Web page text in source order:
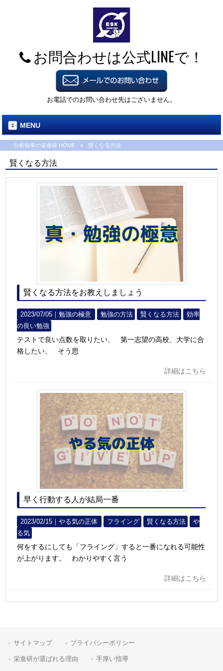
お問合わせは公式LINEで！
お電話でのお問い合わせ先はございません。
MENU
分析指導の栄進研 HOME > 賢くなる方法
賢くなる方法
賢くなる方法をお教えしましょう
2023/07/05｜勉強の極意 勉強の方法 賢くなる方法
効率
の良い勉強
テストで良い点数を取りたい、 第一志望の高校、大学に合
格したい、 そう思
詳細はこちら
早く行動する人が結局一番
2023/02/15｜やる気の正体 フライング 賢くなる方法
や
る気
何をするにしても「フライング」すると一番になれる可能性
が上がります。 わかりやすく言う
詳細はこちら
サイトマップ プライバシーポリシー
栄進研が選ばれる理由 手厚い指導